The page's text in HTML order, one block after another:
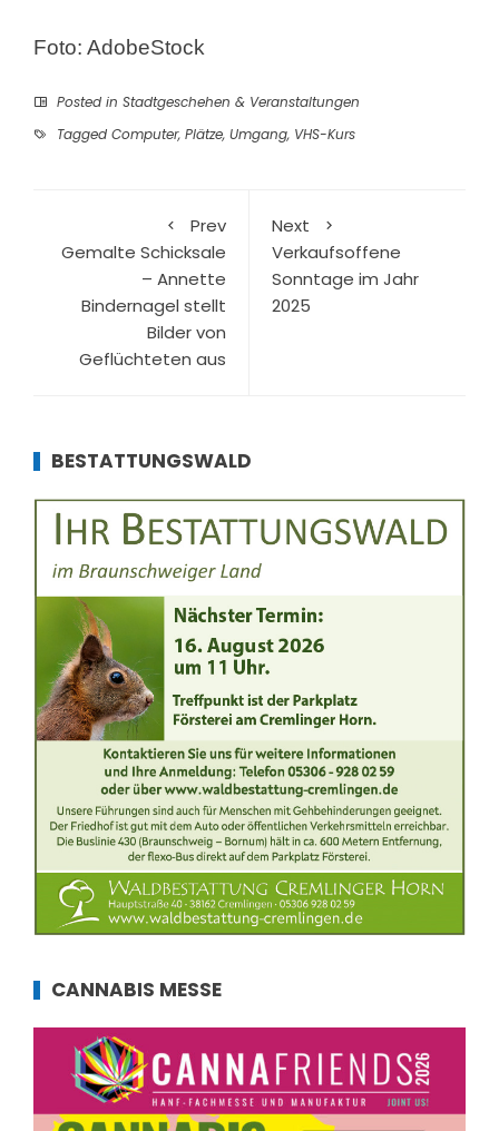
Foto: AdobeStock
Posted in Stadtgeschehen & Veranstaltungen
Tagged Computer, Plätze, Umgang, VHS-Kurs
Prev
Gemalte Schicksale
– Annette
Bindernagel stellt
Bilder von
Geflüchteten aus
Next
Verkaufsoffene
Sonntage im Jahr
2025
BESTATTUNGSWALD
CANNABIS MESSE